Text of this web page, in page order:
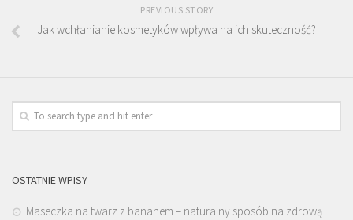
PREVIOUS STORY
Jak wchłanianie kosmetyków wpływa na ich skuteczność?
OSTATNIE WPISY
Maseczka na twarz z bananem – naturalny sposób na zdrową